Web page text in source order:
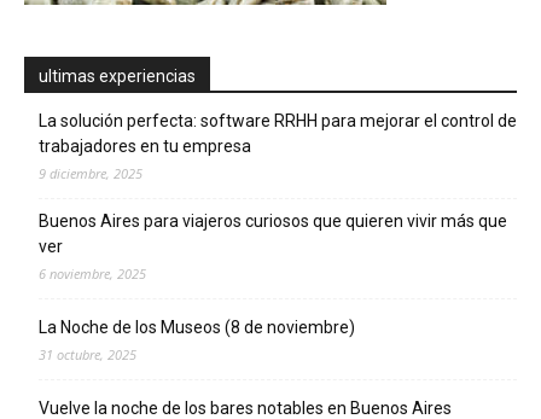
ultimas experiencias
La solución perfecta: software RRHH para mejorar el control de
trabajadores en tu empresa
9 diciembre, 2025
Buenos Aires para viajeros curiosos que quieren vivir más que
ver
6 noviembre, 2025
La Noche de los Museos (8 de noviembre)
31 octubre, 2025
Vuelve la noche de los bares notables en Buenos Aires